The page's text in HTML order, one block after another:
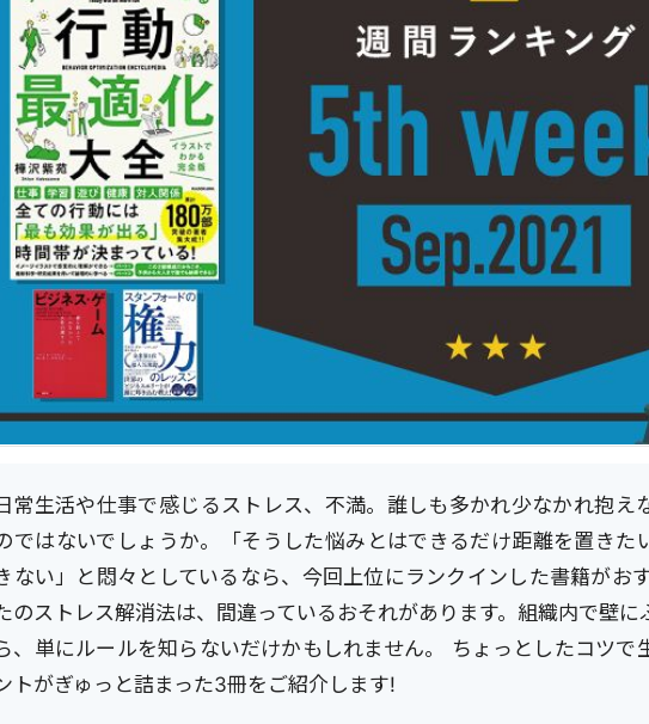
常生活や仕事で感じるストレス、不満。誰しも多かれ少なかれ抱え
ではないでしょうか。「そうした悩みとはできるだけ距離を置きた
ない」と悶々としているなら、今回上位にランクインした書籍がお
のストレス解消法は、間違っているおそれがあります。組織内で壁に
、単にルールを知らないだけかもしれません。 ちょっとしたコツで
トがぎゅっと詰まった3冊をご紹介します!